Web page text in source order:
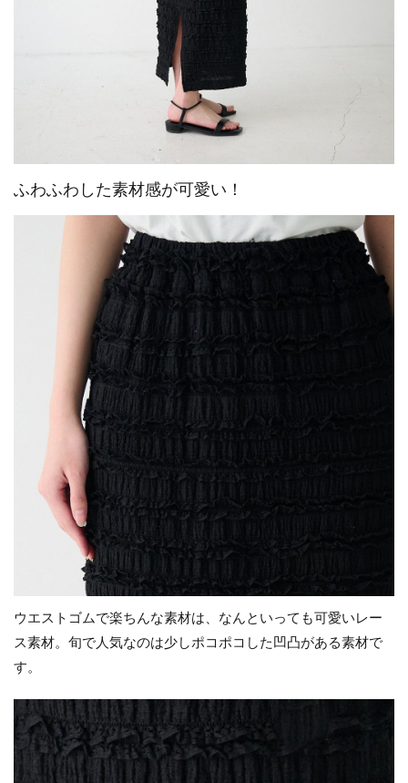
ふわふわした素材感が可愛い！
ウエストゴムで楽ちんな素材は、なんといっても可愛いレー
ス素材。旬で人気なのは少しポコポコした凹凸がある素材で
す。